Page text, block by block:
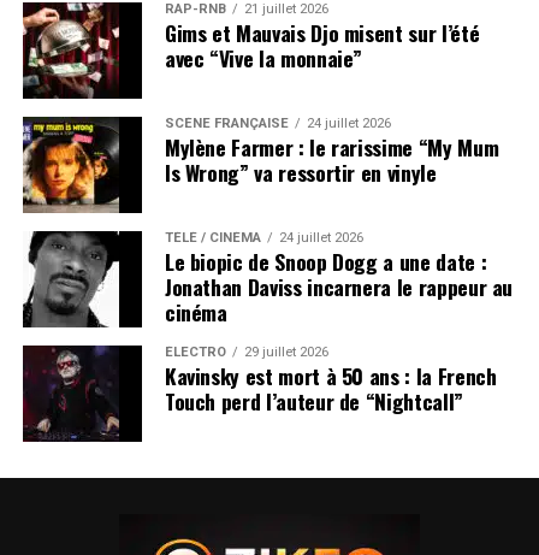
RAP-RNB 21 juillet 2026
Gims et Mauvais Djo misent sur l’été
avec “Vive la monnaie”
SCÈNE FRANÇAISE 24 juillet 2026
Mylène Farmer : le rarissime “My Mum
Is Wrong” va ressortir en vinyle
TÉLÉ / CINÉMA 24 juillet 2026
Le biopic de Snoop Dogg a une date :
Jonathan Daviss incarnera le rappeur au
cinéma
ÉLECTRO 29 juillet 2026
Kavinsky est mort à 50 ans : la French
Touch perd l’auteur de “Nightcall”